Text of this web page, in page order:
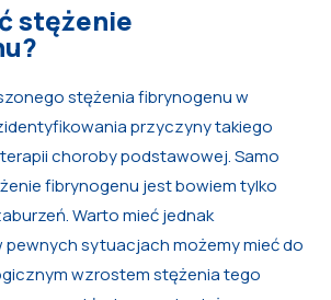
stężenie
stężenia fibrynogenu w
przyczyny takiego
choroby podstawowej. Samo
fibrynogenu jest bowiem tylko
Warto mieć jednak
pewnych sytuacjach możemy mieć do
wzrostem stężenia tego